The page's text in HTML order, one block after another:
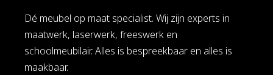
Dé meubel op maat specialist. Wij zijn experts in
maatwerk, laserwerk, freeswerk en
schoolmeubilair. Alles is bespreekbaar en alles is
maakbaar.